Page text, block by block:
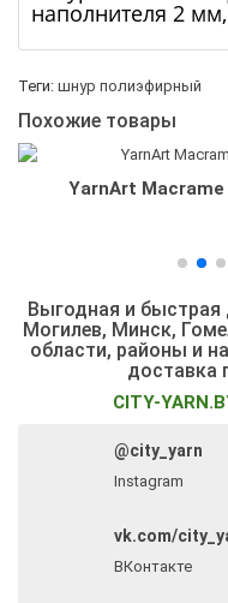
наполнителя 2
Теги: шнур полиэфирный
Похожие товары
YarnArt
Выгодная и быстрая
Могилев, Минск,
области, районы и
доставка
CITY-
@city_yarn
Instagram
vk.com/
ВКонтакте